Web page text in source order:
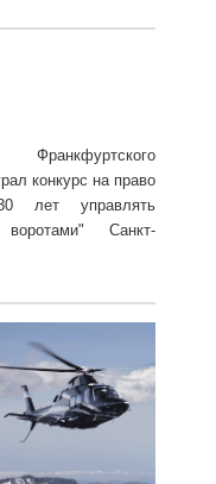
конкурс на право
лет управлять
Санкт-